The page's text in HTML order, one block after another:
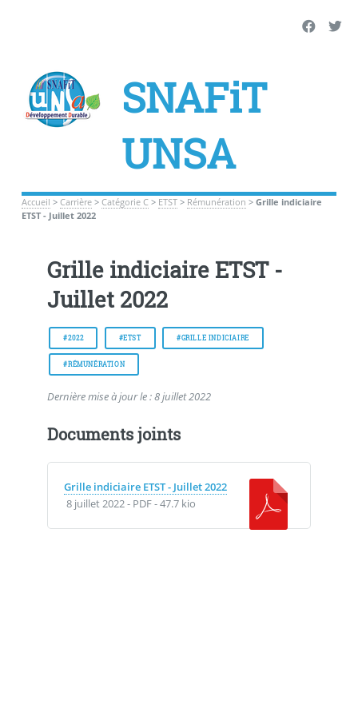
SNAFiT
UNSA
Accueil > Carrière> Catégorie C> ETST> Rémunération > Grille indiciaire
ETST - Juillet 2022
Grille indiciaire ETST -
Juillet 2022
#2022 #ETST #GRILLE INDICIAIRE
#RÉMUNÉRATION
Dernière mise à jour le : 8 juillet 2022
Documents joints
Grille indiciaire ETST - Juillet 2022
8 juillet 2022- PDF-47.7 kio